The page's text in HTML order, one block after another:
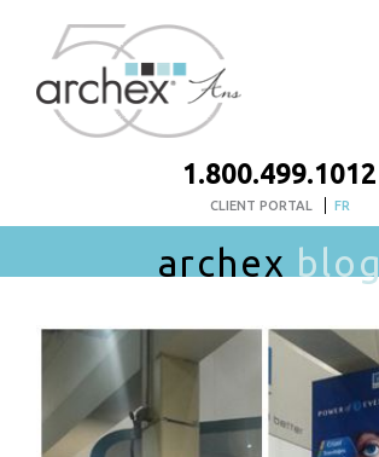
1.800.499.1012
CLIENT PORTAL FR
archex blog